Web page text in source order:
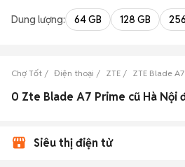
Dung lượng: 64 GB 128 GB
Chợ Tốt Điện thoại ZTE ZTE Blade
0 Zte Blade A7 Prime cũ Hà Nội
Siêu thị điện tử